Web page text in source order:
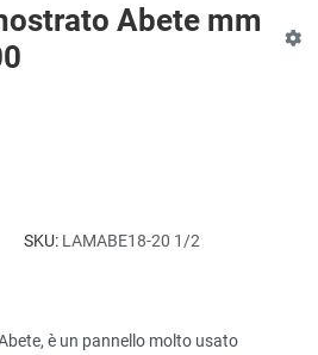
Abete mm
SKU: LAMABE18-20 1/2
è un pannello molto usato